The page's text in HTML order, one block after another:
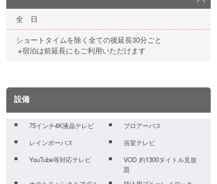
全 日
ショートタイムを除く全ての後延長30分ごと
※宿泊は前延長にもご利用いただけます
設備
75インチ4K液晶テレビ
ブロアーバス
レインボーバス
浴室テレビ
YouTube等対応テレビ
VOD 約1300タイトル見放
題